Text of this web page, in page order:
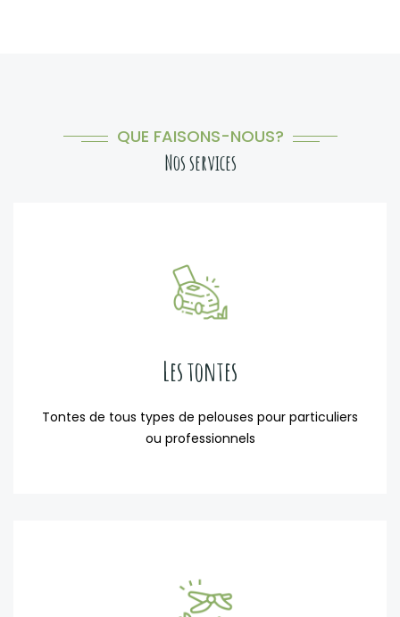
QUE FAISONS-NOUS?
Nos services
Les tontes
Tontes de tous types de pelouses pour particuliers
ou professionnels